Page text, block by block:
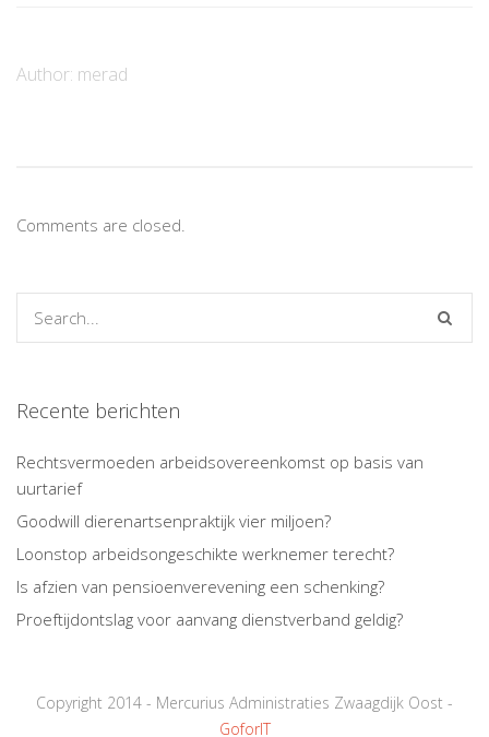
Author: merad
Comments are closed.
Recente berichten
Rechtsvermoeden arbeidsovereenkomst op basis van
uurtarief
Goodwill dierenartsenpraktijk vier miljoen?
Loonstop arbeidsongeschikte werknemer terecht?
Is afzien van pensioenverevening een schenking?
Proeftijdontslag voor aanvang dienstverband geldig?
Copyright 2014 - Mercurius Administraties Zwaagdijk Oost -
GoforIT